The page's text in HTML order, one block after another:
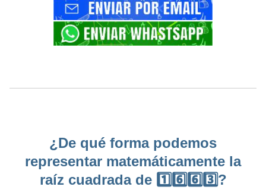
¿De qué forma podemos
representar matemáticamente la
raíz cuadrada de 1️⃣6️⃣6️⃣3️⃣?